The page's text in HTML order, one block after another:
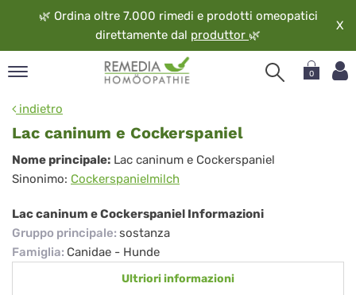
🌿 Ordina oltre 7.000 rimedi e prodotti omeopatici
direttamente dal produttor 🌿
X
0
indietro
Lac caninum e Cockerspaniel
Lac
caninum
e
Cockerspaniel
Nome principale: Lac caninum e Cockerspaniel
Sinonimo: Cockerspanielmilch
Lac caninum e Cockerspaniel Informazioni
Gruppo principale: sostanza
Famiglia: Canidae - Hunde
Ultriori informazioni